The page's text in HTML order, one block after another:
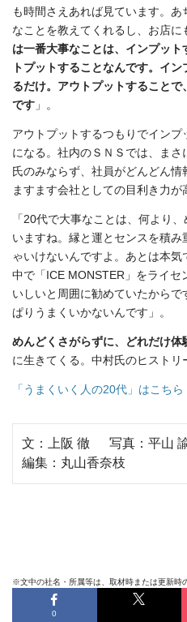
も時間さえあれば見ています。
なことを教えてくれるし、お店に
は一番大事なことは、インプッ
トプットすることなんです。イ
るだけ。アウトプットすること
です 」。
アウトプットするつもりでイン
になる。社内のＳＮＳでは、ま
氏のみならず、社員がどんどん情
ますます会社としての目利き力が
「20代で大事なことは、何より
いますね。縁と運とセンスを積
ゃいけないんですよ。あとは本
中で「ICE MONSTER」をライセ
いしいと周囲に勧めていたから
ぱりうまくいかないんです」。
めんどくさがらずに、どれだけ体
に生きてくる。中村氏のヒストリ
「うまくいく人の20代」はこちら
文：上阪 徹 写真：平山
編集：丸山香奈枝
※文中の社名・所属等は、取材時または更新時
0